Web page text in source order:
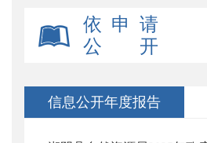
依 申 请
公 开
信息公开年度报告